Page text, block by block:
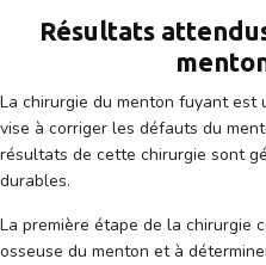
Résultats
La chirurgie du menton fuyant est
vise à corriger les défauts du
résultats de cette chirurgie sont
durables.
La première étape de la chirurgie
osseuse du menton et à